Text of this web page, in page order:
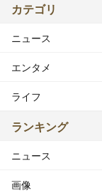
カテゴリ
ニュース
エンタメ
ライフ
ランキング
ニュース
画像